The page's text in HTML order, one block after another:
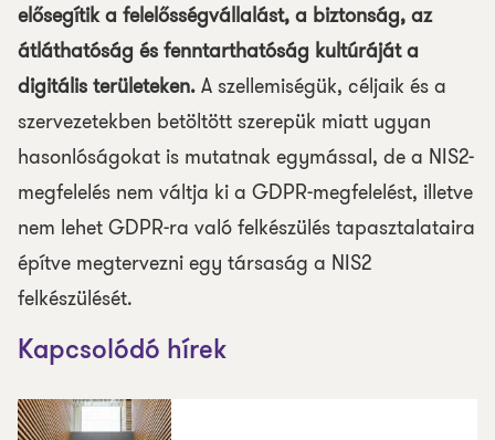
elősegítik a felelősségvállalást, a biztonság, az
átláthatóság és fenntarthatóság kultúráját a
digitális területeken.A szellemiségük, céljaik és a
szervezetekben betöltött szerepük miatt ugyan
hasonlóságokat is mutatnak egymással, de a NIS2-
megfelelés nem váltja ki a GDPR-megfelelést, illetve
nem lehet GDPR-ra való felkészülés tapasztalataira
építve megtervezni egy társaság a NIS2
felkészülését.
Kapcsolódó hírek